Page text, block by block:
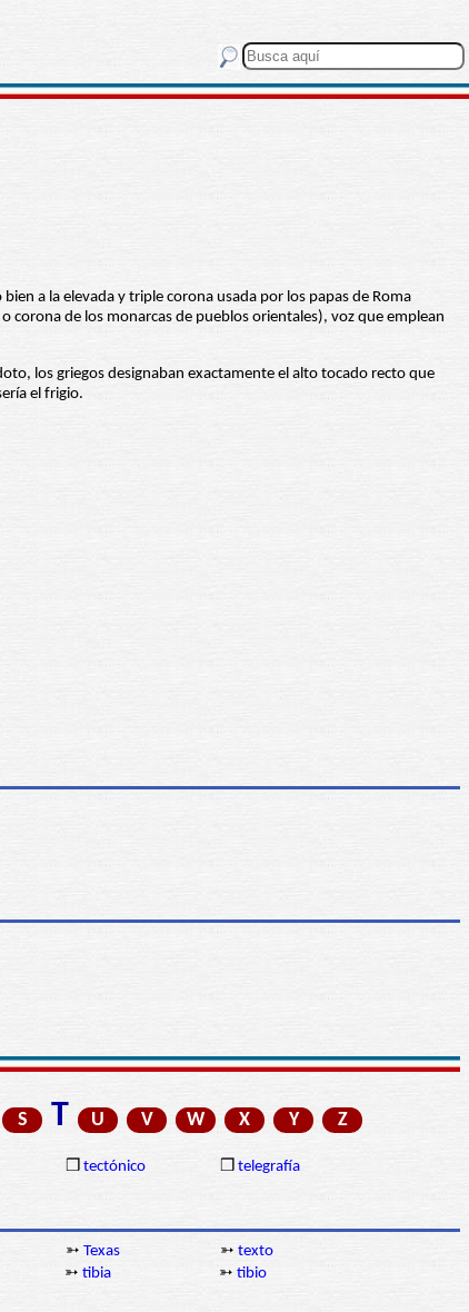
a la elevada y triple corona usada por los papas de Roma
corona de los monarcas de pueblos orientales), voz que emplean
los griegos designaban exactamente el alto tocado recto que
el frigio.
S T U V W X Y Z
❒ tectónico ❒ telegrafía
➳ Texas ➳ texto
➳ tibia ➳ tibio